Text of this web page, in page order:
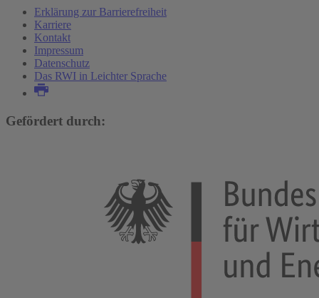
Erklärung zur Barrierefreiheit
Karriere
Kontakt
Impressum
Datenschutz
Das RWI in Leichter Sprache
Gefördert durch: